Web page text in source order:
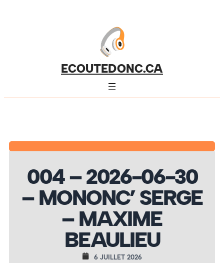
ECOUTEDONC.CA
004 – 2026-06-30
– MONONC’ SERGE
– MAXIME
BEAULIEU
6 JUILLET 2026